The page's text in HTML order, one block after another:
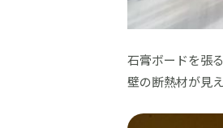
石膏ボードを張
壁の断熱材が見